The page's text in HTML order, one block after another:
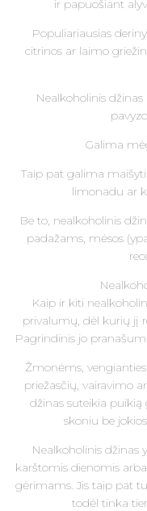
ir papuošiant
Populiariausias
citrinos ar laimo
Nealkoholinis
Galima
Taip pat galima
limonadu ar
Be to, nealkoholinis
padažams, mėsos
Kaip ir kiti
privalumų, dėl kurių jį
Pagrindinis jo
Žmonėms,
priežasčių, vairavimo
džinas suteikia
skoniu be
Nealkoholinis džinas
karštomis dienomis
gėrimams. Jis taip pat
todėl tinka